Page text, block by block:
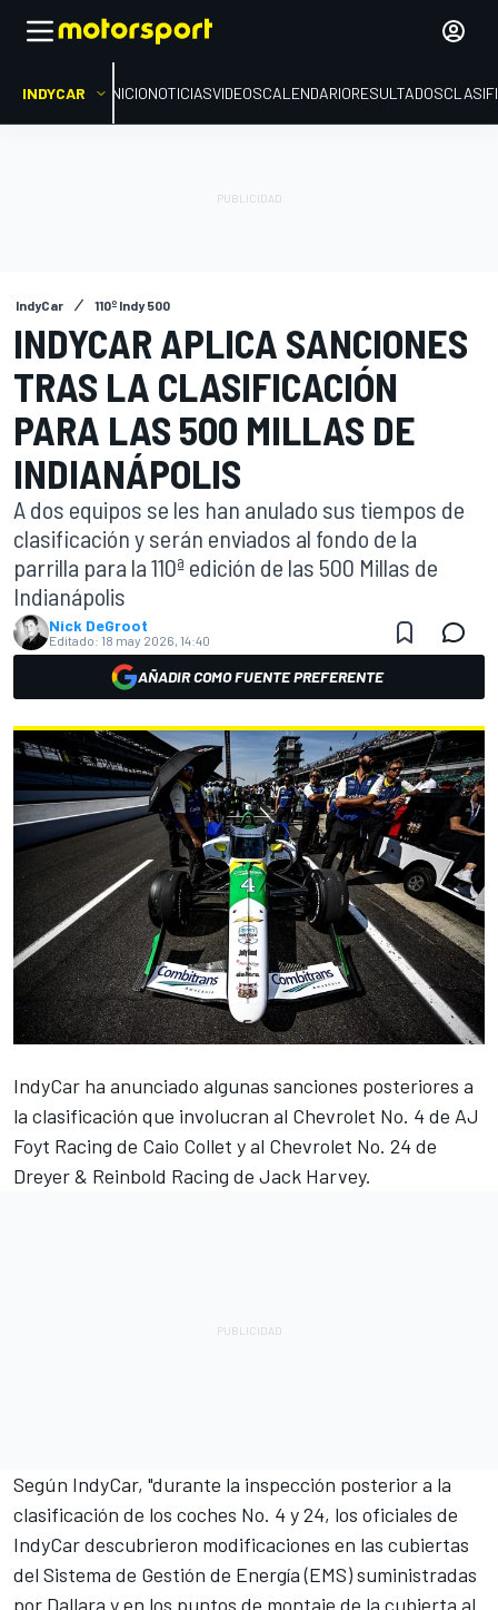
INDYCAR INICIONOTICIASVIDEOSCALENDARIORESULTADOS
IndyCar 110º Indy 500
INDYCAR APLICA SANCIONES
TRAS LA CLASIFICACIÓN
PARA LAS 500 MILLAS DE
INDIANÁPOLIS
A dos equipos se les han anulado sus tiempos de
clasificación y serán enviados al fondo de la
parrilla para la 110ª edición de las 500 Millas de
Indianápolis
Nick DeGroot
Editado: 18 may 2026, 14:40
AÑADIR COMO FUENTE PREFERENTE
IndyCar ha anunciado algunas sanciones posteriores a
la clasificación que involucran al Chevrolet No. 4 de AJ
Foyt Racing de Caio Collet y al Chevrolet No. 24 de
Dreyer & Reinbold Racing de Jack Harvey.
Según IndyCar, "durante la inspección posterior a la
clasificación de los coches No. 4 y 24, los oficiales de
IndyCar descubrieron modificaciones en las cubiertas
del Sistema de Gestión de Energía (EMS) suministradas
por Dallara y en los puntos de montaje de la cubierta al